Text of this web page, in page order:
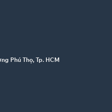
Phú Thọ, Tp. HCM